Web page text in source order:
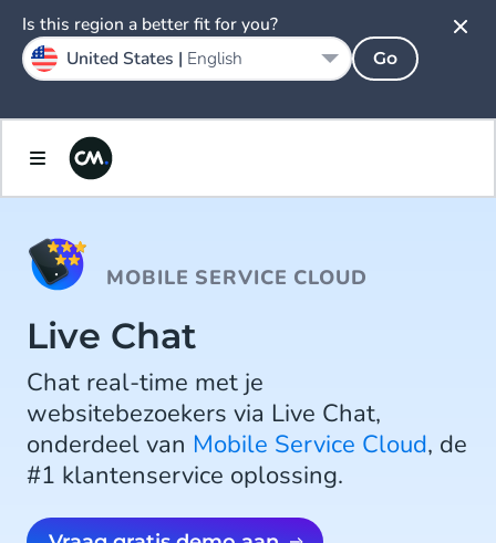
MOBILE SERVICE CLOUD
Live Chat
Chat real-time met je
websitebezoekers via Live Chat,
onderdeel van Mobile Service Cloud, de
#1 klantenservice oplossing.
Is this region a better fit for you?
United States | English Go